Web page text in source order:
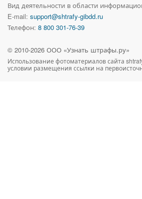
Вид деятельности в области
E-mail: support@shtrafy-gibdd.ru
Телефон: 8 800 301-76-39
© 2010-2026 ООО «Узнать штрафы.ру»
Использование фотоматериалов сайта
условии размещения ссылки на